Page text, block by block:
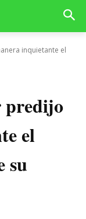
inquietante el
predijo
el
su